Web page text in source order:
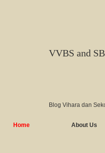
VVBS and
Blog Vihara dan
Home About Us